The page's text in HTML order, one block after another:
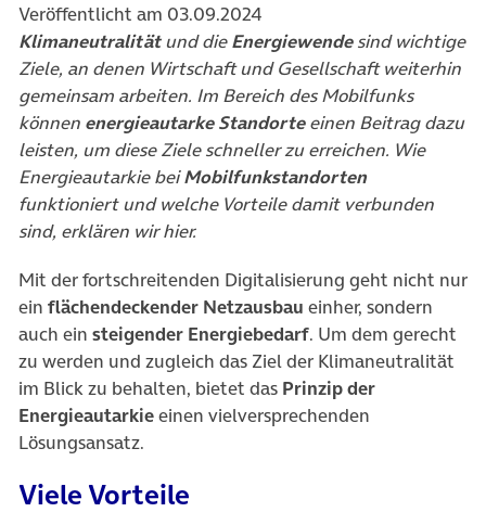
Veröffentlicht am 03.09.2024
Klimaneutralitätund dieEnergiewendesind wichtige
Ziele, an denen Wirtschaft und Gesellschaft weiterhin
gemeinsam arbeiten. Im Bereich des Mobilfunks
können energieautarke Standorteeinen Beitrag dazu
leisten, um diese Ziele schneller zu erreichen. Wie
Energieautarkie beiMobilfunkstandorten
funktioniert und welche Vorteile damit verbunden
sind, erklären wir hier.
Mit der fortschreitenden Digitalisierung geht nicht nur
ein flächendeckender Netzausbau einher, sondern
auch ein steigender Energiebedarf. Um dem gerecht
zu werden und zugleich das Ziel der Klimaneutralität
im Blick zu behalten, bietet das Prinzip der
Energieautarkieeinen vielversprechenden
Lösungsansatz.
Viele Vorteile